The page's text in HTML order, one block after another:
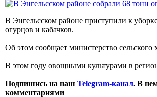
В Энгельсском районе приступили к
огурцов и кабачков.
Об этом сообщает министерство сельского
В этом году овощными культурами в
Подпишись на наш Telegram-канал. В
комментариями